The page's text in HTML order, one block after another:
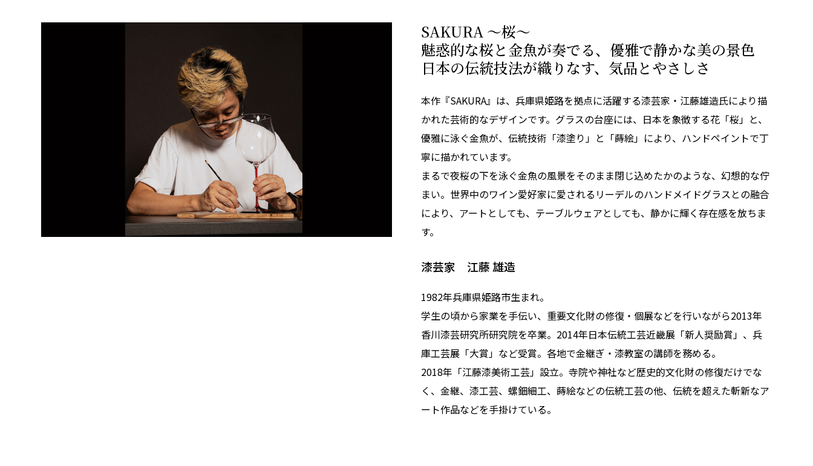
SAKURA ～桜～
魅惑的な桜と金魚が奏でる、優雅で静かな美の景色
日本の伝統技法が織りなす、気品とやさしさ
本作『SAKURA』は、兵庫県姫路を拠点に活躍する漆芸家・江藤雄造氏により描
かれた芸術的なデザインです。グラスの台座には、日本を象徴する花「桜」と、
優雅に泳ぐ金魚が、伝統技術「漆塗り」と「蒔絵」により、ハンドペイントで丁
寧に描かれています。
まるで夜桜の下を泳ぐ金魚の風景をそのまま閉じ込めたかのような、幻想的な佇
まい。世界中のワイン愛好家に愛されるリーデルのハンドメイドグラスとの融合
により、アートとしても、テーブルウェアとしても、静かに輝く存在感を放ちま
す。
漆芸家 江藤 雄造
1982年兵庫県姫路市生まれ。
学生の頃から家業を手伝い、重要文化財の修復・個展などを行いながら2013年
香川漆芸研究所研究院を卒業。2014年日本伝統工芸近畿展「新人奨励賞」、兵
庫工芸展「大賞」など受賞。各地で金継ぎ・漆教室の講師を務める。
2018年「江藤漆美術工芸」設立。寺院や神社など歴史的文化財の修復だけでな
く、金継、漆工芸、螺鈿細工、蒔絵などの伝統工芸の他、伝統を超えた斬新なア
ート作品などを手掛けている。